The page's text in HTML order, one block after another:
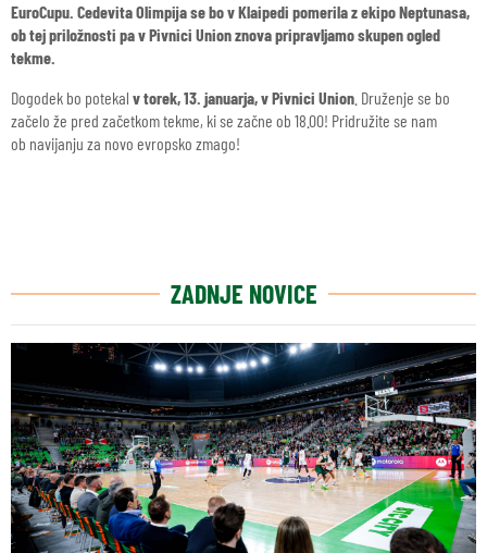
EuroCupu. Cedevita Olimpija se bo v Klaipedi pomerila z ekipo Neptunasa,
ob tej priložnosti pa v Pivnici Union znova pripravljamo skupen ogled
tekme.
Dogodek bo potekal v torek, 13. januarja, v Pivnici Union . Druženje se bo
začelo že pred začetkom tekme, ki se začne ob 18.00! Pridružite se nam
ob navijanju za novo evropsko zmago!
ZADNJE NOVICE